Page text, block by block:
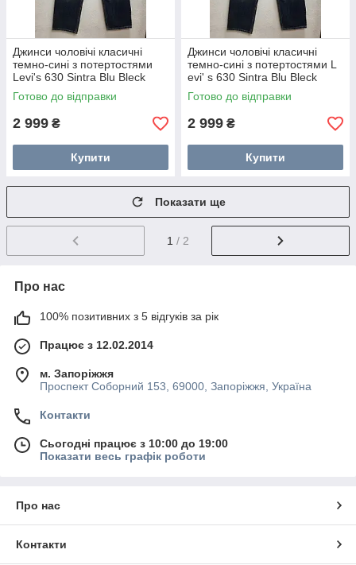
Джинси чоловічі класичні
темно-сині з потертостями
Levi's 630 Sintra Blu Bleck
розмір 31/34
Готово до відправки
2 999 ₴
Купити
Джинси чоловічі класичні
темно-сині з потертостями L
evi' s 630 Sintra Blu Bleck
розмір 30/34
Готово до відправки
2 999 ₴
Купити
Показати ще
1 / 2
Про нас
100% позитивних з 5 відгуків за рік
Працює з 12.02.2014
м. Запоріжжя
Проспект Соборний 153, 69000, Запоріжжя, Україна
Контакти
Сьогодні працює з 10:00 до 19:00
Показати весь графік роботи
Про нас
Контакти